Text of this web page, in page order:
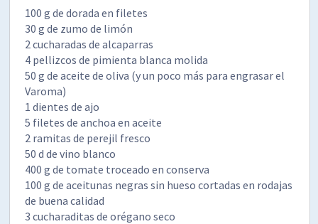
100 g de dorada en filetes
30 g de zumo de limón
2 cucharadas de alcaparras
4 pellizcos de pimienta blanca molida
50 g de aceite de oliva (y un poco más para engrasar el
Varoma)
1 dientes de ajo
5 filetes de anchoa en aceite
2 ramitas de perejil fresco
50 d de vino blanco
400 g de tomate troceado en conserva
100 g de aceitunas negras sin hueso cortadas en rodajas
de buena calidad
3 cucharaditas de orégano seco